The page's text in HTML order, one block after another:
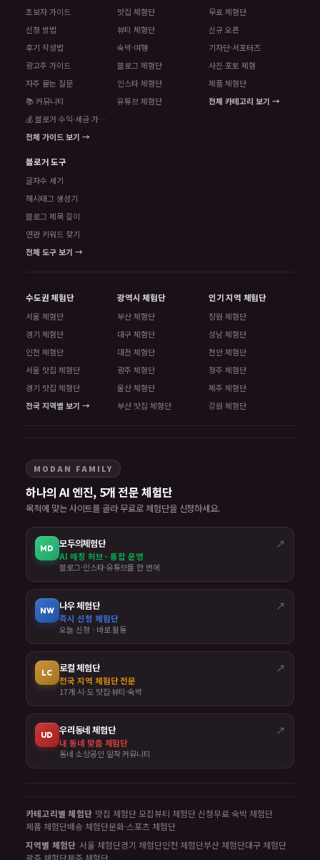
초보자 가이드
신청 방법
후기 작성법
광고주 가이드
자주 묻는 질문
📚 커뮤니티
💰 블로거 수익·세금 가이드
전체 가이드 보기 →
맛집 체험단
뷰티 체험단
숙박·여행
블로그 체험단
인스타 체험단
유튜브 체험단
무료 체험단
신규 오픈
기자단·서포터즈
사진·포토 체험
제품 체험단
전체 카테고리 보기 →
블로거 도구
글자수 세기
해시태그 생성기
블로그 제목 길이
연관 키워드 찾기
전체 도구 보기 →
수도권 체험단
서울 체험단
경기 체험단
인천 체험단
서울 맛집 체험단
경기 맛집 체험단
전국 지역별 보기 →
광역시 체험단
부산 체험단
대구 체험단
대전 체험단
광주 체험단
울산 체험단
부산 맛집 체험단
인기 지역 체험단
창원 체험단
성남 체험단
천안 체험단
청주 체험단
제주 체험단
강원 체험단
MODAN FAMILY
하나의 AI 엔진, 5개 전문 체험단
목적에 맞는 사이트를 골라 무료로 체험단을 신청하세요.
MD 모두의체험단 ↗
AI 매칭 허브 · 통합 운영
블로그·인스타·유튜브를 한 번에
NW 나우 체험단 ↗
즉시 신청 체험단
오늘 신청 · 바로 활동
LC 로컬 체험단 ↗
전국 지역 체험단 전문
17개 시·도 맛집·뷰티·숙박
UD 우리동네 체험단 ↗
내 동네 맞춤 체험단
동네 소상공인 밀착 커뮤니티
카테고리별 체험단 맛집 체험단 모집뷰티 체험단 신청무료 숙박 체험단
제품 체험단배송 체험단문화·스포츠 체험단
지역별 체험단 서울 체험단경기 체험단인천 체험단부산 체험단대구 체험단